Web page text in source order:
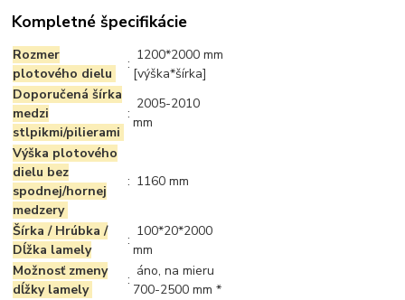
Kompletné špecifikácie
Rozmer
plotového dielu
:
1200*2000 mm
[výška*šírka]
Doporučená šírka
medzi
stlpikmi/pilierami
:
2005-2010
mm
Výška plotového
dielu bez
spodnej/hornej
medzery
: 1160 mm
Šírka / Hrúbka /
Dĺžka lamely
:
100*20*2000
mm
Možnosť zmeny
dĺžky lamely
:
áno, na mieru
700-2500 mm *